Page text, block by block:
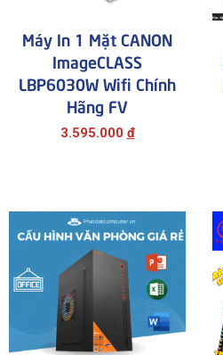
Máy In 1 Mặt CANON
ImageCLASS
LBP6030W Wifi Chính
Hãng FV
3.595.000 đ